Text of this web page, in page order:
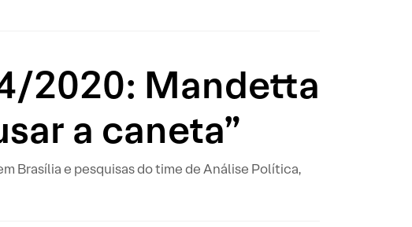
2020: Mandetta
a caneta”
Brasília e pesquisas do time de Análise Política,